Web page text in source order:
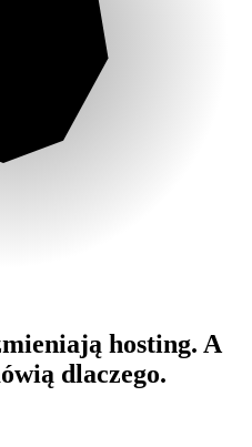
hosting. A
dlaczego.